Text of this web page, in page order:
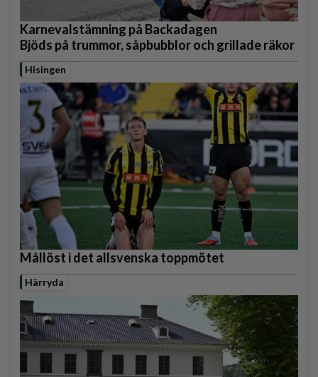
Karnevalstämning på Backadagen
Bjöds på trummor, såpbubblor och grillade räkor
Hisingen
Mållöst i det allsvenska toppmötet
Härryda